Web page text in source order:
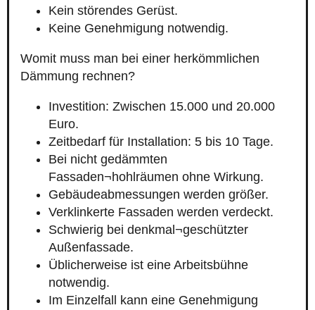
Kein störendes Gerüst.
Keine Genehmigung notwendig.
Womit muss man bei einer herkömmlichen
Dämmung rechnen?
Investition: Zwischen 15.000 und 20.000
Euro.
Zeitbedarf für Installation: 5 bis 10 Tage.
Bei nicht gedämmten
Fassaden¬hohlräumen ohne Wirkung.
Gebäudeabmessungen werden größer.
Verklinkerte Fassaden werden verdeckt.
Schwierig bei denkmal¬geschützter
Außenfassade.
Üblicherweise ist eine Arbeitsbühne
notwendig.
Im Einzelfall kann eine Genehmigung